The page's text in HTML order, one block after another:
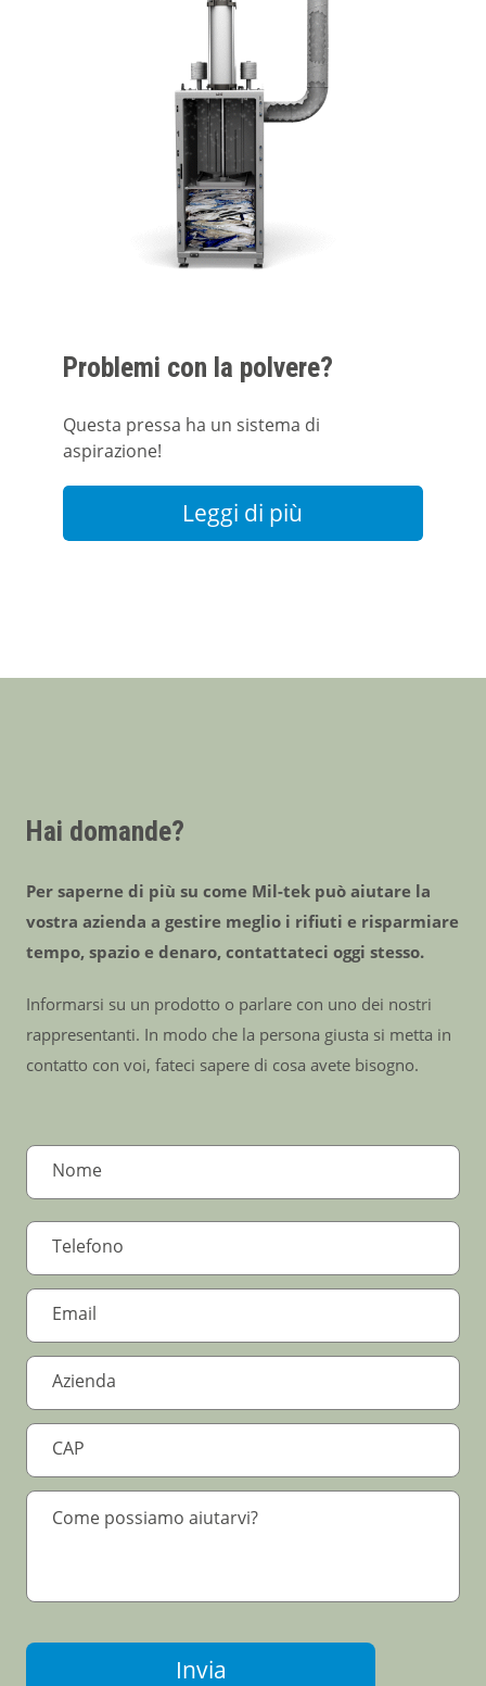
Problemi con la polvere?
Questa pressa ha un sistema di
aspirazione!
Leggi di più
Hai domande?
Per saperne di più su come Mil-tek può aiutare la
vostra azienda a gestire meglio i rifiuti e risparmiare
tempo, spazio e denaro, contattateci oggi stesso.
Informarsi su un prodotto o parlare con uno dei nostri
rappresentanti. In modo che la persona giusta si metta in
contatto con voi, fateci sapere di cosa avete bisogno.
Invia